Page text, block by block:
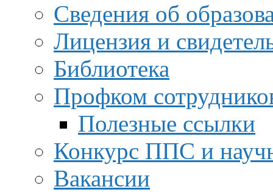
Сведения об
Лицензия и
Библиотека
Профком
Полезные ссылки
Конкурс ППС и
Вакансии